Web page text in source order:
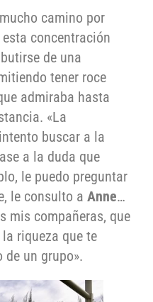
camino por
concentración
de una
tener roce
admiraba hasta
«La
buscar a la
a la duda que
le puedo preguntar
le consulto a Anne…
mis compañeras, que
riqueza que te
de un grupo».